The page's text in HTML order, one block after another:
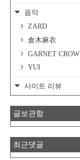
음악
ZARD
倉木麻衣
GARNET CROW
YUI
사이트 리뷰
글보관함
최근댓글